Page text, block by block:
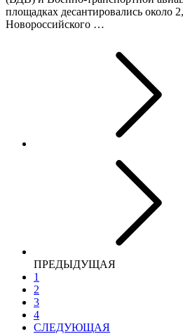
площадках десантировались около
Новороссийского …
ПРЕДЫДУЩАЯ
1
2
3
4
СЛЕДУЮЩАЯ